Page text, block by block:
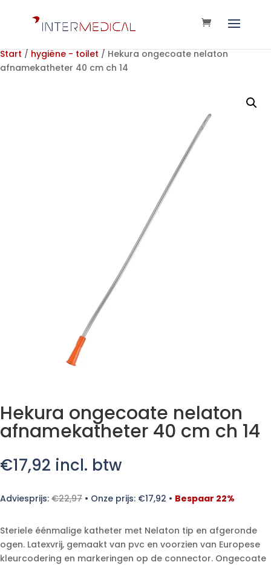
Start / hygiëne - toilet / Hekura ongecoate nelaton
afnamekatheter 40 cm ch 14
Hekura ongecoate nelaton
afnamekatheter 40 cm ch 14
€17,92 incl. btw
Adviesprijs: €22,97 • Onze prijs: €17,92 • Bespaar 22%
Steriele éénmalige katheter met Nelaton tip en afgeronde
ogen. Latexvrij, gemaakt van pvc en voorzien van Europese
kleurcodering en markeringen op de connector. Ongecoate